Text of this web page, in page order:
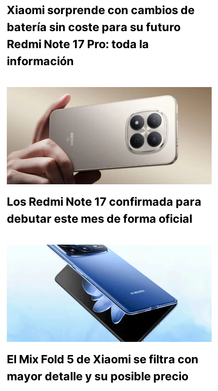
Xiaomi sorprende con cambios de
batería sin coste para su futuro
Redmi Note 17 Pro: toda la
información
Los Redmi Note 17 confirmada para
debutar este mes de forma oficial
El Mix Fold 5 de Xiaomi se filtra con
mayor detalle y su posible precio